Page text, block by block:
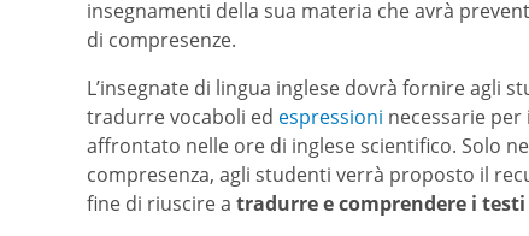
insegnamenti della sua materia che avrà
di compresenze.
L’insegnate di lingua inglese dovrà fornire agli
tradurre vocaboli ed espressioni necessarie
affrontato nelle ore di inglese scientifico. Solo
compresenza, agli studenti verrà proposto il
fine di riuscire a tradurre e comprendere i